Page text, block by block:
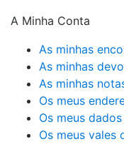
A Minha Conta
As minhas
As minhas
As minhas
Os meus
Os meus
Os meus vales